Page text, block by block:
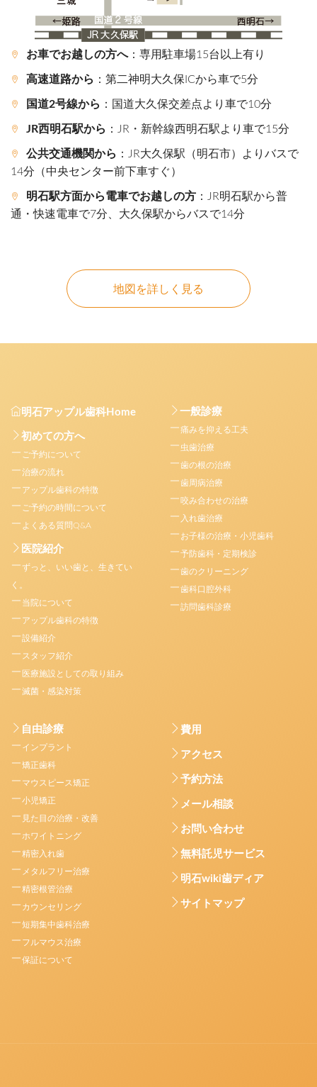
お車でお越しの方へ：専用駐車場15台以上有り
高速道路から ：第二神明大久保ICから車で5分
国道2号線から ：国道大久保交差点より車で10分
JR西明石駅から ：JR・新幹線西明石駅より車で15分
公共交通機関から ：JR大久保駅（明石市）よりバスで
14分（中央センター前下車すぐ）
明石駅方面から電車でお越しの方 ：JR明石駅から普
通・快速電車で7分、大久保駅からバスで14分
地図を詳しく見る
明石アップル歯科Home
初めての方へ
ご予約について
治療の流れ
アップル歯科の特徴
ご予約の時間について
よくある質問Q&A
医院紹介
ずっと、いい歯と、生きてい
く。
当院について
アップル歯科の特徴
設備紹介
スタッフ紹介
医療施設としての取り組み
滅菌・感染対策
一般診療
痛みを抑える工夫
虫歯治療
歯の根の治療
歯周病治療
咬み合わせの治療
入れ歯治療
お子様の治療・小児歯科
予防歯科・定期検診
歯のクリーニング
歯科口腔外科
訪問歯科診療
自由診療
インプラント
矯正歯科
マウスピース矯正
小児矯正
見た目の治療・改善
ホワイトニング
精密入れ歯
メタルフリー治療
精密根管治療
カウンセリング
短期集中歯科治療
フルマウス治療
保証について
費用
アクセス
予約方法
メール相談
お問い合わせ
無料託児サービス
明石wiki歯ディア
サイトマップ